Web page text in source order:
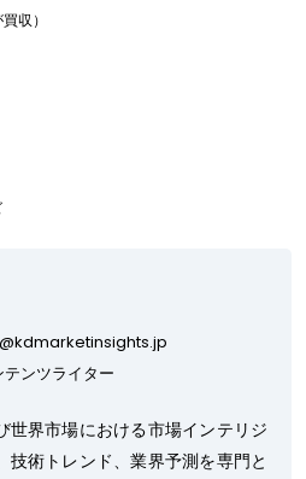
収）
ンツライター
世界市場における市場インテリジ
技術トレンド、業界予測を専門と